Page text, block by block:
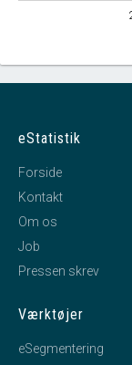
eStatistik
Forside
Kontakt
Om os
Job
Pressen skrev
Værktøjer
eSegmentering